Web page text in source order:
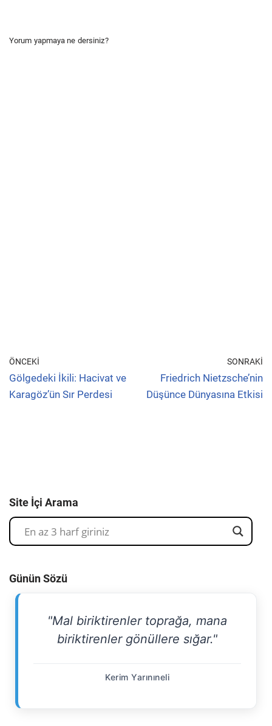
Yorum yapmaya ne dersiniz?
ÖNCEKI
Gölgedeki İkili: Hacivat ve
Karagöz’ün Sır Perdesi
SONRAKI
Friedrich Nietzsche’nin
Düşünce Dünyasına Etkisi
Site İçi Arama
Günün Sözü
"Mal biriktirenler toprağa, mana
biriktirenler gönüllere sığar."
Kerim Yarınıneli